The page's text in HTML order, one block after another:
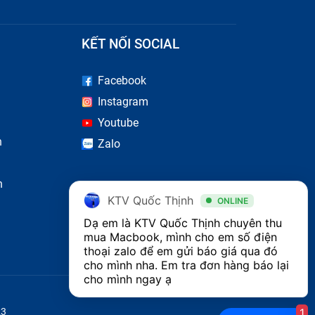
KẾT NỐI SOCIAL
Facebook
Instagram
Youtube
Zalo
KTV Quốc Thịnh ONLINE
Dạ em là KTV Quốc Thịnh chuyên thu
mua Macbook, mình cho em số điện
thoại zalo để em gửi báo giá qua đó
cho mình nha. Em tra đơn hàng báo lại
cho mình ngay ạ